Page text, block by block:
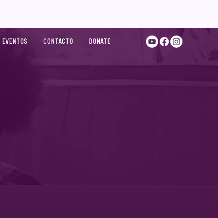
EVENTOS CONTACTO DONATE